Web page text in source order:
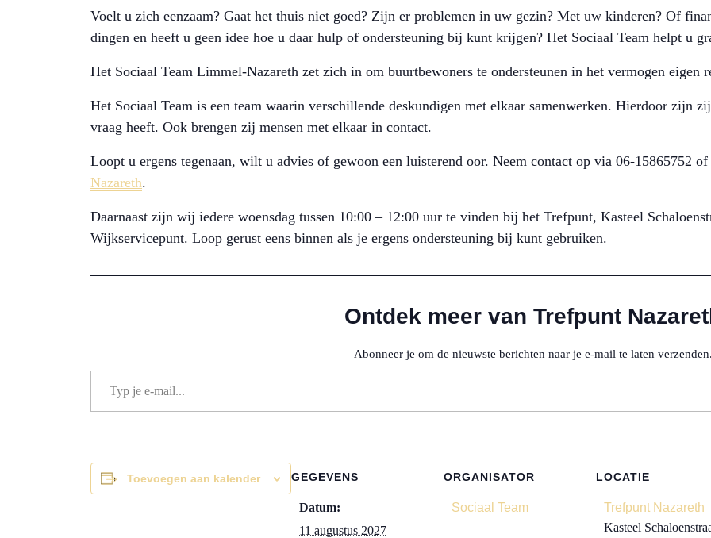
Voelt u zich eenzaam? Gaat het thuis niet goed? Zijn er problemen in uw gezin? Met uw kinderen? Of
dingen en heeft u geen idee hoe u daar hulp of ondersteuning bij kunt krijgen? Het Sociaal Team helpt u
Het Sociaal Team Limmel-Nazareth zet zich in om buurtbewoners te ondersteunen in het vermogen eigen
Het Sociaal Team is een team waarin verschillende deskundigen met elkaar samenwerken. Hierdoor zijn
vraag heeft. Ook brengen zij mensen met elkaar in contact.
Loopt u ergens tegenaan, wilt u advies of gewoon een luisterend oor. Neem contact op via 06-15865752
Nazareth.
Daarnaast zijn wij iedere woensdag tussen 10:00 – 12:00 uur te vinden bij het Trefpunt, Kasteel
Wijkservicepunt. Loop gerust eens binnen als je ergens ondersteuning bij kunt gebruiken.
Ontdek meer van Trefpunt
Abonneer je om de nieuwste berichten naar je e-mail te laten verzenden.
Typ je e-mail...
Toevoegen aan kalender GEGEVENS
Datum:
11 augustus 2027
ORGANISATOR
Sociaal Team
LOCATIE
Trefpunt Nazareth
Kasteel